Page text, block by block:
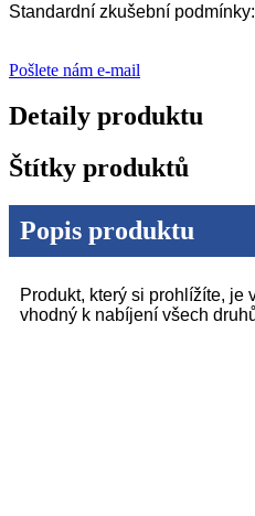
Standardní zkušební
Pošlete nám e-mail
Detaily produktu
Štítky produktů
Popis produktu
Produkt, který si prohlížíte, je
vhodný k nabíjení všech